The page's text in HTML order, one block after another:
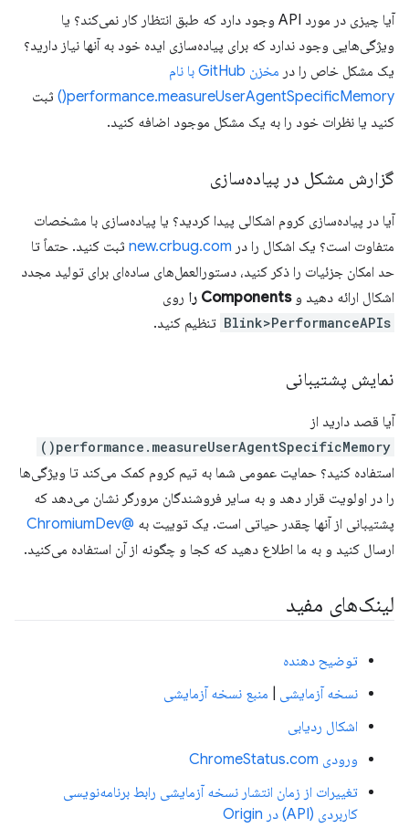
آیا چیزی در مورد API وجود دارد که طبق انتظار کار نمی‌کند؟ یا
ویژگی‌هایی وجود ندارد که برای پیاده‌سازی ایده خود به آنها نیاز دارید؟
یک مشکل خاص را در
مخزن GitHub با نام
performance.measureUserAgentSpecificMemory()
ثبت
کنید یا نظرات خود را به یک مشکل موجود اضافه کنید.
گزارش مشکل در پیاده‌سازی
آیا در پیاده‌سازی کروم اشکالی پیدا کردید؟ یا پیاده‌سازی با مشخصات
متفاوت است؟ یک اشکال را در new.crbug.com ثبت کنید. حتماً تا
حد امکان جزئیات را ذکر کنید، دستورالعمل‌های ساده‌ای برای تولید مجدد
اشکال ارائه دهید وComponents را روی
Blink>PerformanceAPIs تنظیم کنید.
نمایش پشتیبانی
آیا قصد دارید از
performance.measureUserAgentSpecificMemory()
استفاده کنید؟ حمایت عمومی شما به تیم کروم کمک می‌کند تا ویژگی‌ها
را در اولویت قرار دهد و به سایر فروشندگان مرورگر نشان می‌دهد که
پشتیبانی از آنها چقدر حیاتی است. یک توییت به @ChromiumDev
ارسال کنید و به ما اطلاع دهید که کجا و چگونه از آن استفاده می‌کنید.
لینک‌های مفید
توضیح دهنده
نسخه آزمایشی
منبع نسخه آزمایشی
اشکال ردیابی
ورودی ChromeStatus.com
تغییرات از زمان انتشار نسخه آزمایشی رابط برنامه‌نویسی
کاربردی (API) در Origin